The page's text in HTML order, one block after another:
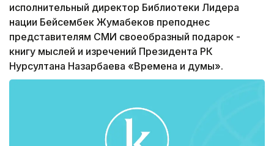
исполнительный директор Библиотеки Лидера
нации Бейсембек Жумабеков преподнес
представителям СМИ своеобразный подарок -
книгу мыслей и изречений Президента РК
Нурсултана Назарбаева «Времена и думы».